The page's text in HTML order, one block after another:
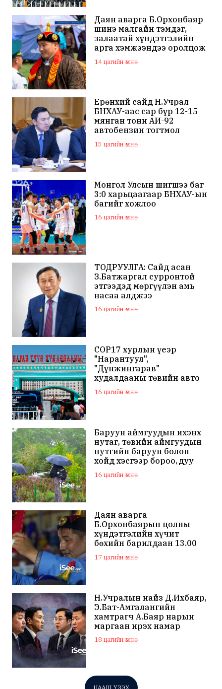
Даян аварга Б.Орхонбаяр
шинэ малгайн тэмдэг,
залаатай хүндэтгэлийн
арга хэмжээндээ оролцож
байна
14 цагийн өмнө
Ерөнхий сайд Н.Учрал
БНХАУ-аас сар бүр 12-15
мянган тонн АИ-92
автобензин тогтмол
нийлүүлэх хүсэлт тавилаа
15 цагийн өмнө
Монгол Улсын шигшээ баг
3:0 харьцаагаар БНХАУ-ын
багийг хожлоо
16 цагийн өмнө
ТОДРУУЛГА: Сайд асан
З.Батжаргал сурронтой
этгээдэд мөргүүлэн амь
насаа алджээ
16 цагийн өмнө
COP17 хурлын үеэр
"Нарантуул",
"Дүнжингарав"
худалдааны төвийн авто
зогсоолыг хаана
16 цагийн өмнө
Баруун аймгуудын ихэнх
нутаг, төвийн аймгуудын
нутгийн баруун болон
хойд хэсгээр бороо, дуу
цахилгаантай аадар бороо
16 цагийн өмнө
Даян аварга
Б.Орхонбаярын цолны
хүндэтгэлийн хүчит
бөхийн барилдаан 13.00
цагаас эхэлнэ
17 цагийн өмнө
Н.Учралын найз Д.Ихбаяр,
Э.Бат-Амгалангийн
хамтрагч А.Баяр нарын
маргаан ирэх намар
нийслэлийн МАН дахин
хагарахыг харуулж байна
18 цагийн өмнө
ЦААШ ҮЗЭХ